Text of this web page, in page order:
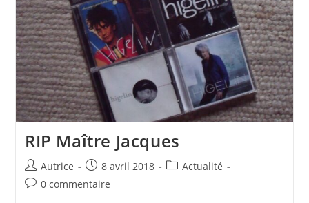
RIP Maître Jacques
Auteur/autrice
de
Autrice
Publication
publiée :
8 avril 2018
PostActualité
Commentaires
0 commentaire